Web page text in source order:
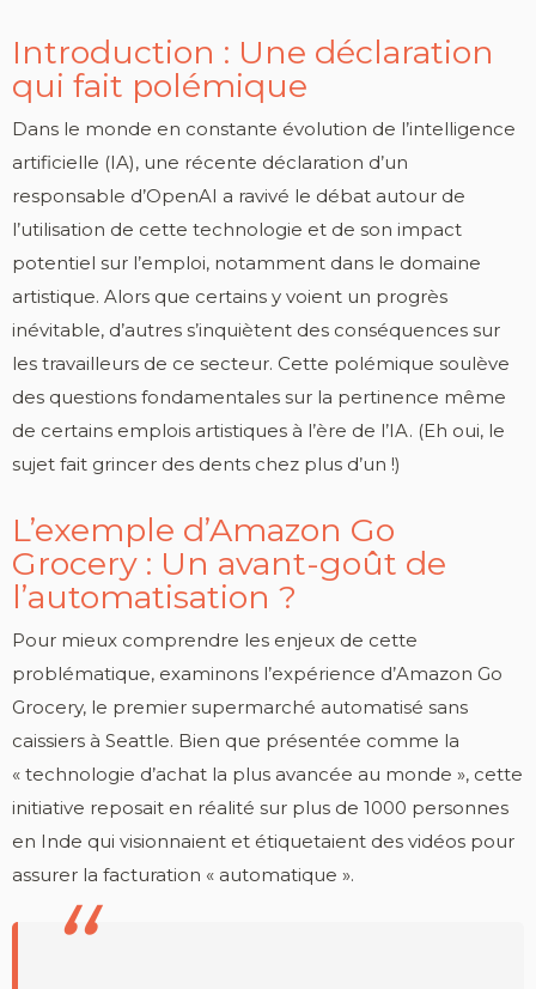
Introduction : Une déclaration
qui fait polémique
Dans le monde en constante évolution de l’intelligence
artificielle (IA), une récente déclaration d’un
responsable d’OpenAI a ravivé le débat autour de
l’utilisation de cette technologie et de son impact
potentiel sur l’emploi, notamment dans le domaine
artistique. Alors que certains y voient un progrès
inévitable, d’autres s’inquiètent des conséquences sur
les travailleurs de ce secteur. Cette polémique soulève
des questions fondamentales sur la pertinence même
de certains emplois artistiques à l’ère de l’IA. (Eh oui, le
sujet fait grincer des dents chez plus d’un !)
L’exemple d’Amazon Go
Grocery : Un avant-goût de
l’automatisation ?
Pour mieux comprendre les enjeux de cette
problématique, examinons l’expérience d’Amazon Go
Grocery, le premier supermarché automatisé sans
caissiers à Seattle. Bien que présentée comme la
« technologie d’achat la plus avancée au monde », cette
initiative reposait en réalité sur plus de 1000 personnes
en Inde qui visionnaient et étiquetaient des vidéos pour
assurer la facturation « automatique ».